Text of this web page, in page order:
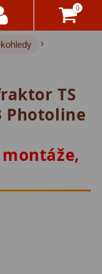
0
›
TS
Photoline